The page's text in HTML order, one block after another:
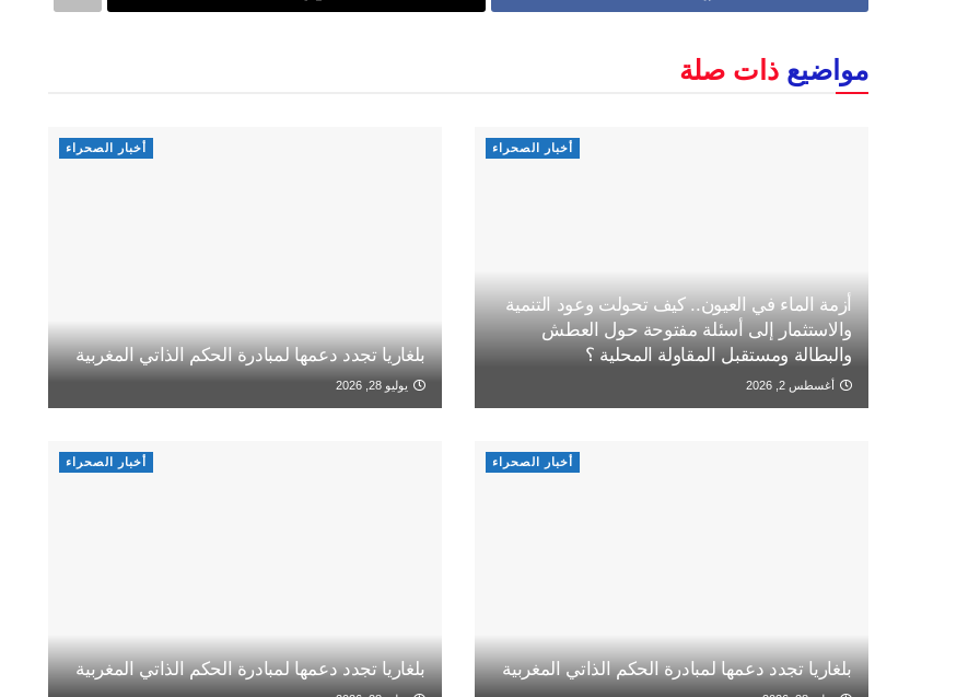
مواضيع ذات صلة
أخبار الصحراء
أزمة الماء في العيون.. كيف تحولت وعود التنمية
والاستثمار إلى أسئلة مفتوحة حول العطش
والبطالة ومستقبل المقاولة المحلية ؟
أغسطس 2, 2026
أخبار الصحراء
بلغاريا تجدد دعمها لمبادرة الحكم الذاتي المغربية
يوليو 28, 2026
أخبار الصحراء
بلغاريا تجدد دعمها لمبادرة الحكم الذاتي المغربية
أخبار الصحراء
بلغاريا تجدد دعمها لمبادرة الحكم الذاتي المغربية